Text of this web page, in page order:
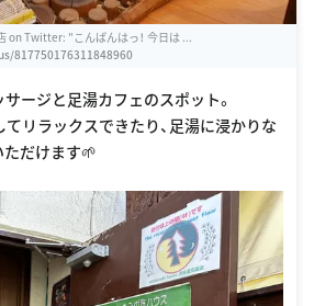
on Twitter: "こんばんはっ！ 今日は ...
817750176311848960
ージと足湯カフェのスポット。
リラックスできたり、足湯に浸かりな
だけます🌱